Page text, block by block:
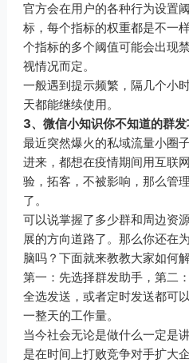
官方会在用户的各种行为设置
标，每个指标的权重都是不一
个指标的多个阈值可能会出现
视情况而定。
一般遇到提示频繁，隔几个小
天都能继续使用。
3、微信小知识你不知道的群
最近突然爆火的私域流量小圈
进来，都想在疫情期间用互联
验，拓客，不被影响，那么管
了。
可以说掌握了多少群和周边资
展的方向道路了。那么你还在
脑吗？下面就来教教大家如何
第一：先选择群发助手，第二
全选发送，或者定时发送都可
一整天的工作量。
当今社会无论是做什么一定是
是在时间上打败竞争对手扩大